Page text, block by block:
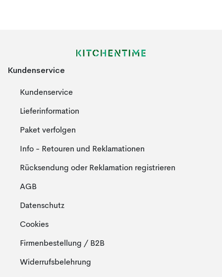
Kundenservice
Kundenservice
Lieferinformation
Paket verfolgen
Info - Retouren und Reklamationen
Rücksendung oder Reklamation registrieren
AGB
Datenschutz
Cookies
Firmenbestellung / B2B
Widerrufsbelehrung